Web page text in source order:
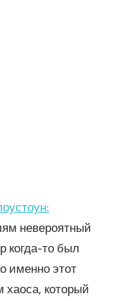
невероятный
когда-то был
именно этот
хаоса, который